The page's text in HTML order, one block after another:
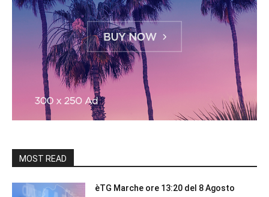
MOST READ
èTG Marche ore 13:20 del 8 Agosto